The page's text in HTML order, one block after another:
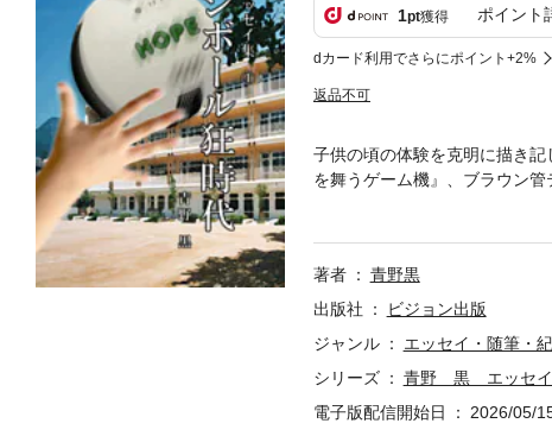
1pt獲得 ポイント
dカード利用でさらにポイント+2%
返品不可
子供の頃の体験を克明に描き
を舞うゲーム機』、ブラウン
花、あじさいについて』、小
著者
青野黒
出版社
ビジョン出版
ジャンル
エッセイ・随筆・
シリーズ
青野 黒 エッセ
電子版配信開始日
2026/05/